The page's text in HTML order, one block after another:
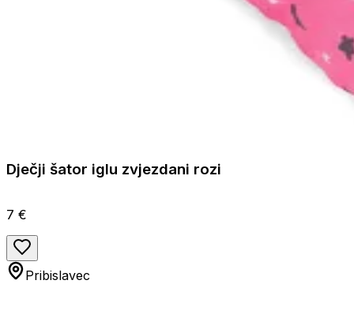
Dječji šator iglu zvjezdani rozi
7 €
Pribislavec